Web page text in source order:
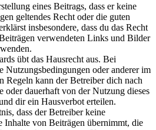
eines Beitrags, dass er keine
geltendes Recht oder die guten
insbesondere, dass du das Recht
verwendeten Links und Bilder
übt das Hausrecht aus. Bei
Nutzungsbedingungen oder anderer im
Regeln kann der Betreiber dich nach
oder dauerhaft von der Nutzung dieses
dir ein Hausverbot erteilen.
dass der Betreiber keine
Inhalte von Beiträgen übernimmt, die